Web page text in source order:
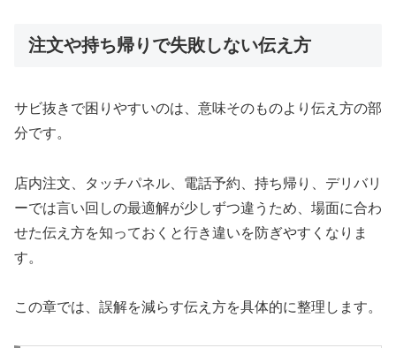
注文や持ち帰りで失敗しない伝え方
サビ抜きで困りやすいのは、意味そのものより伝え方の部
分です。
店内注文、タッチパネル、電話予約、持ち帰り、デリバリ
ーでは言い回しの最適解が少しずつ違うため、場面に合わ
せた伝え方を知っておくと行き違いを防ぎやすくなりま
す。
この章では、誤解を減らす伝え方を具体的に整理します。